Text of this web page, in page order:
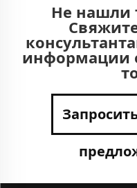
Не нашли
информации